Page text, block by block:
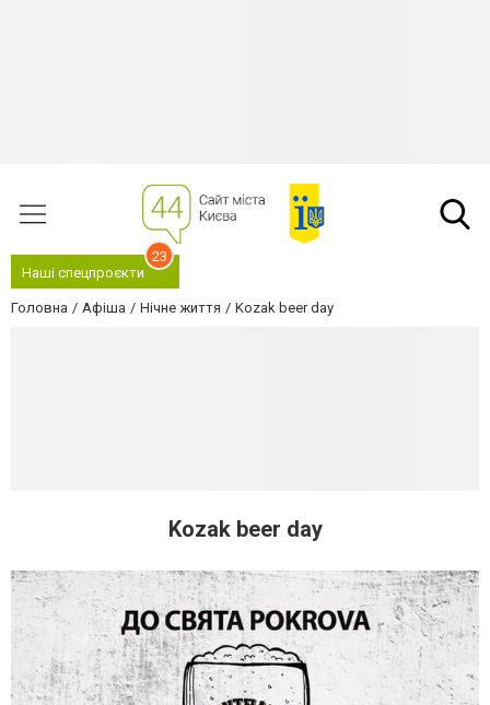
Наші спецпроєкти
23
Головна Афіша Нічне життя Kozak beer day
Kozak beer day